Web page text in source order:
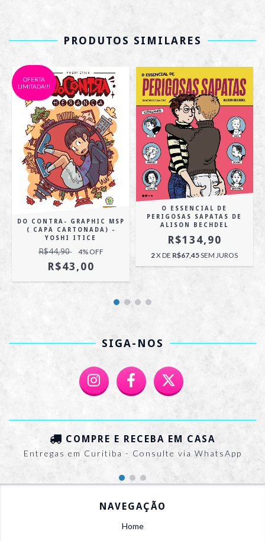
PRODUTOS SIMILARES
OFERTA
LIMITADA!!!
DO CONTRA- GRAPHIC MSP
( CAPA CARTONADA) -
YOSHI ITICE
R$44,90 4% OFF
R$43,00
O ESSENCIAL DE
PERIGOSAS SAPATAS DE
ALISON BECHDEL
R$134,90
2X DE R$67,45SEM JUROS
SIGA-NOS
COMPRE E RECEBA EM CASA
Entregas em Curitiba - Consulte via WhatsApp
NAVEGAÇÃO
Home